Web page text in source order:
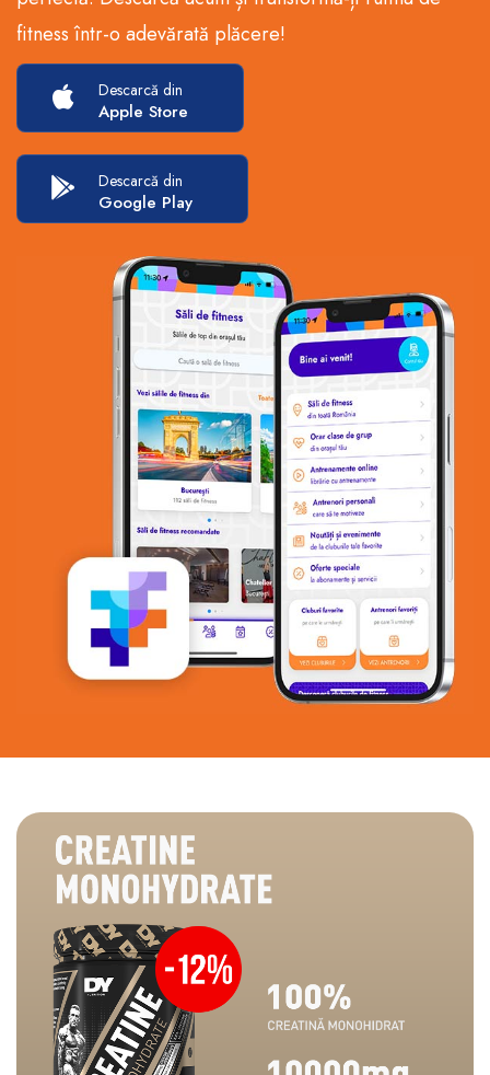
fitness într-o adevărată plăcere!
Descarcă din
Apple Store
Descarcă din
Google Play